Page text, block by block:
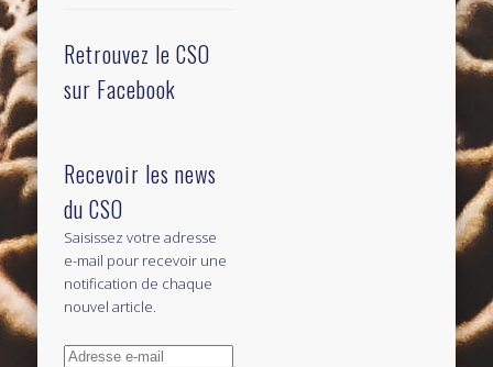
Retrouvez le CSO
sur Facebook
Recevoir les news
du CSO
Saisissez votre adresse
e-mail pour recevoir une
notification de chaque
nouvel article.
Adresse